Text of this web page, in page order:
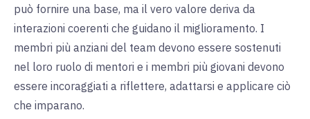
può fornire una base, ma il vero valore deriva da
interazioni coerenti che guidano il miglioramento. I
membri più anziani del team devono essere sostenuti
nel loro ruolo di mentori e i membri più giovani devono
essere incoraggiati a riflettere, adattarsi e applicare ciò
che imparano.